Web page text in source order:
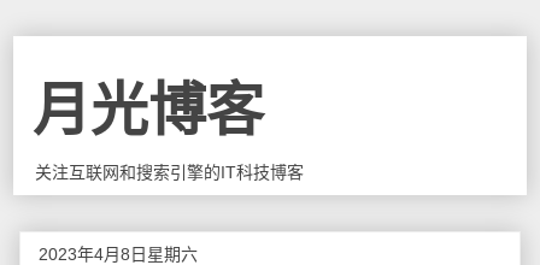
月光博客
关注互联网和搜索引擎的IT科技博客
2023年4月8日星期六